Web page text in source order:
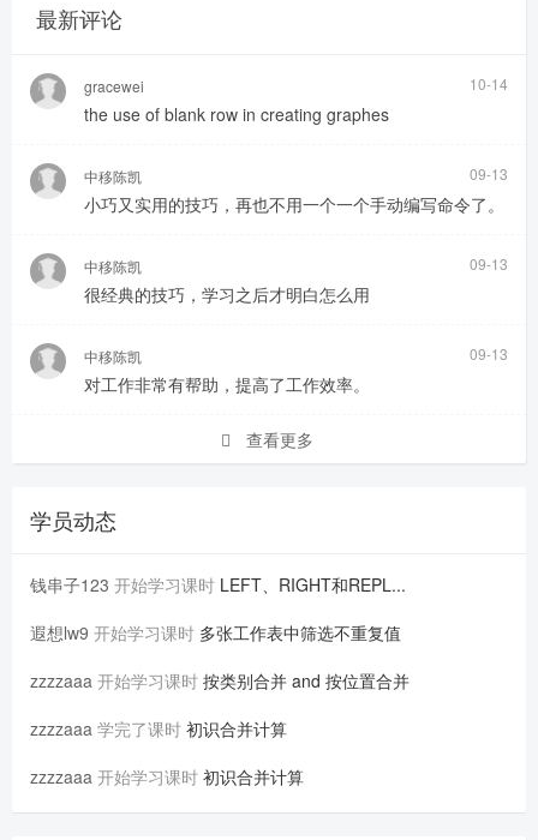
最新评论
gracewei 10-14
the use of blank row in creating graphes
中移陈凯 09-13
小巧又实用的技巧，再也不用一个一个手动编写命令了。
中移陈凯 09-13
很经典的技巧，学习之后才明白怎么用
中移陈凯 09-13
对工作非常有帮助，提高了工作效率。
查看更多
学员动态
钱串子123 开始学习课时 LEFT、RIGHT和REPL...
遐想lw9 开始学习课时 多张工作表中筛选不重复值
zzzzaaa 开始学习课时 按类别合并 and 按位置合并
zzzzaaa 学完了课时 初识合并计算
zzzzaaa 开始学习课时 初识合并计算